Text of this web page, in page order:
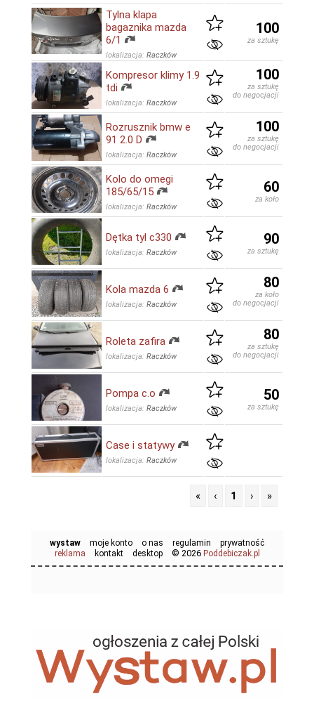
Tylna klapa
bagaznika mazda
6/1
lokalizacja: Raczków
100
za sztukę
Kompresor klimy 1.9
tdi
lokalizacja: Raczków
100
za sztukę
do negocjacji
Rozrusznik bmw e
91 2.0 D
lokalizacja: Raczków
100
za sztukę
do negocjacji
Kolo do omegi
185/65/15
lokalizacja: Raczków
60
za koło
Dętka tyl c330
lokalizacja: Raczków
90
za sztukę
Kola mazda 6
lokalizacja: Raczków
80
za koło
do negocjacji
Roleta zafira
lokalizacja: Raczków
80
za sztukę
do negocjacji
Pompa c.o
lokalizacja: Raczków
50
za sztukę
Case i statywy
lokalizacja: Raczków
« ‹ 1 › »
wystaw moje konto o nas regulamin
prywatność
reklama
kontakt desktop © 2026 Poddebiczak.pl